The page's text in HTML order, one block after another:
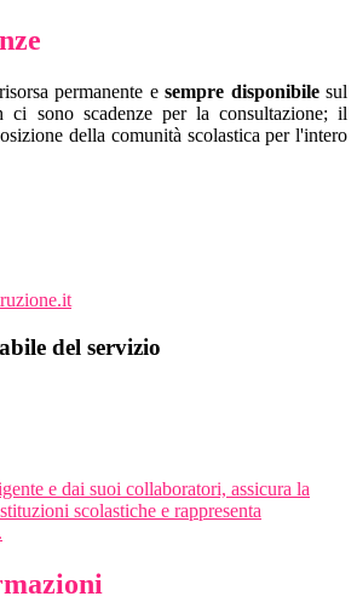
permanente esempre disponibilesul
ci sono scadenze per la consultazione; il
della comunità scolastica per l'intero
del servizio
e dai suoi collaboratori, assicura la
scolastiche e rappresenta